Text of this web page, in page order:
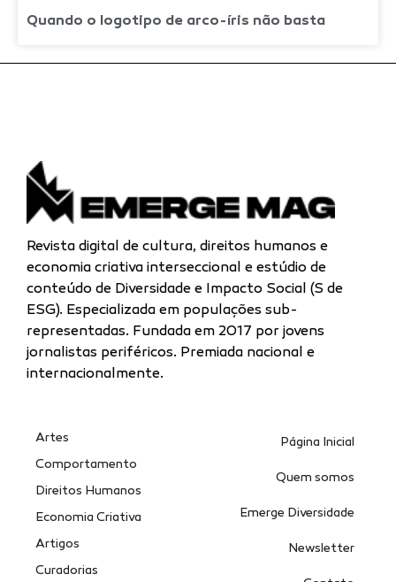
Quando o logotipo de arco-íris não basta
Revista digital de cultura, direitos humanos e
economia criativa interseccional e estúdio de
conteúdo de Diversidade e Impacto Social (S de
ESG). Especializada em populações sub-
representadas. Fundada em 2017 por jovens
jornalistas periféricos. Premiada nacional e
internacionalmente.
Artes
Comportamento
Direitos Humanos
Economia Criativa
Artigos
Curadorias
Página Inicial
Quem somos
Emerge Diversidade
Newsletter